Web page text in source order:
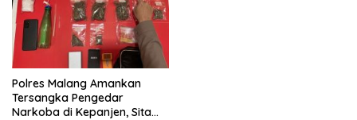
Polres Malang Amankan
Tersangka Pengedar
Narkoba di Kepanjen, Sita